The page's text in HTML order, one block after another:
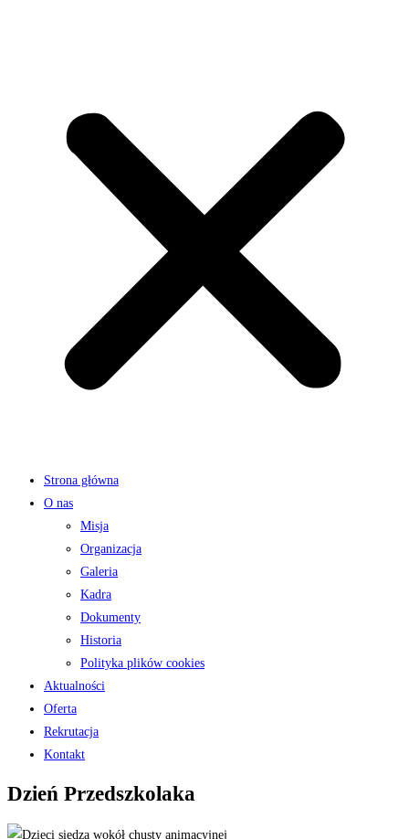
Strona główna
O nas
Misja
Organizacja
Galeria
Kadra
Dokumenty
Historia
Polityka plików cookies
Aktualności
Oferta
Rekrutacja
Kontakt
Dzień Przedszkolaka